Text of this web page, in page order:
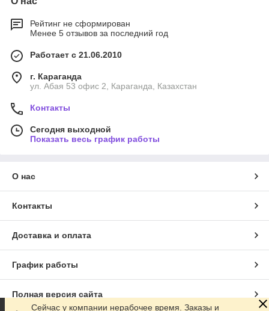
Рейтинг не сформирован
Менее 5 отзывов за последний год
Работает с 21.06.2010
г. Караганда
ул. Абая 53 офис 2, Караганда, Казахстан
Контакты
Сегодня выходной
Показать весь график работы
О нас
Контакты
Доставка и оплата
График работы
Полная версия сайта
Сейчас у компании нерабочее время. Заказы и